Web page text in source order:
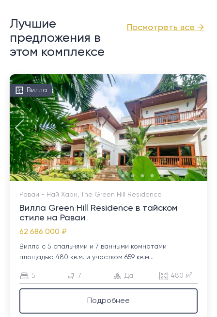
Посмотреть все →
Лучшие
предложения в
этом комплексе
Вилла
Раваи - Най Харн, The Green Hill Residence
Вилла Green Hill Residence в тайском
стиле на Раваи
62 686 000 ₽
Вилла с 5 спальнями и 7 ванными комнатами
площадью 480 кв.м. и участком 659 кв.м...
5 7 Да 480 м²
Подробнее